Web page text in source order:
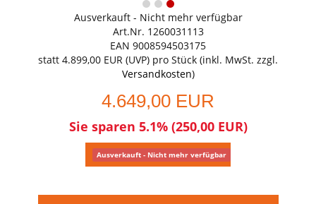
Ausverkauft - Nicht mehr verfügbar
Art.Nr. 1260031113
EAN 9008594503175
statt 4.899,00 EUR (UVP) pro Stück (inkl. MwSt. zzgl.
Versandkosten)
4.649,00 EUR
Sie sparen 5.1% (250,00 EUR)
Ausverkauft - Nicht mehr verfügbar